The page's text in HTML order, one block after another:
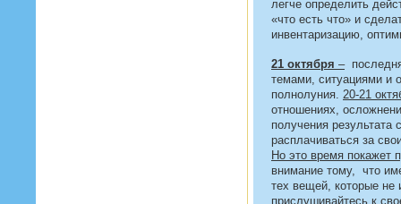
легче определить
«что есть что» и
инвентаризацию,
21 октября –
темами, ситуациями и
полнолуния. 20-21
отношениях,
получения результата
расплачиваться за
Но это время покажет
внимание тому, что
тех вещей, которые
прислушивайтесь к